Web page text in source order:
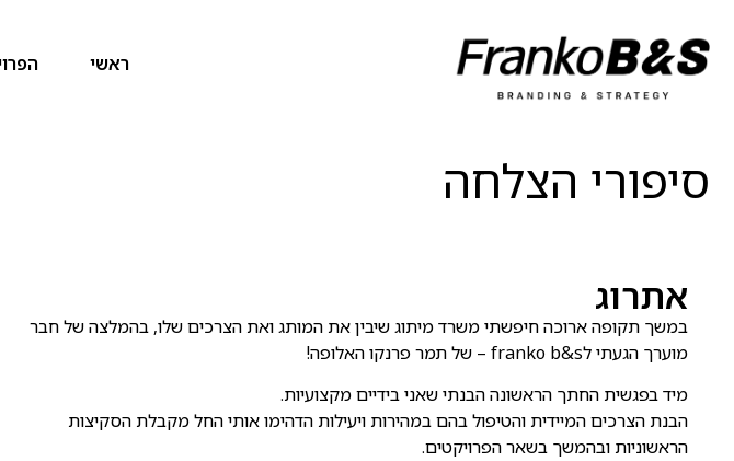
ראשי
סיפורי הצלחה
אתרוג
במשך תקופה ארוכה חיפשתי משרד מיתוג שיבין את המותג ואת הצרכים שלו, בהמלצה של חבר
מוערך הגעתי לfranko b&s – של תמר פרנקו האלופה!
מיד בפגשית החתך הראשונה הבנתי שאני בידיים מקצועיות.
הבנת הצרכים המיידית והטיפול בהם במהירות ויעילות הדהימו אותי החל מקבלת הסקיצות
הראשוניות ובהמשך בשאר הפרויקטים.